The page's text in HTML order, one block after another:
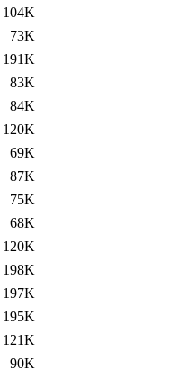
104K
73K
191K
83K
84K
120K
69K
87K
75K
68K
120K
198K
197K
195K
121K
90K